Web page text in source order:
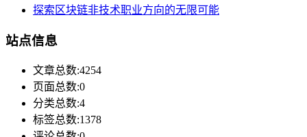
探索区块链非技术职业方向的无限可能
站点信息
文章总数:4254
页面总数:0
分类总数:4
标签总数:1378